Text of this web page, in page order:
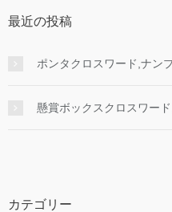
最近の投稿
ポンタクロスワード,ナン
懸賞ボックスクロスワー
カテゴリー